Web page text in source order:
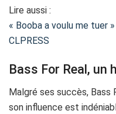
Lire aussi :
« Booba a voulu me tuer
CLPRESS
Bass For Real, un
Malgré ses succès,
son influence est